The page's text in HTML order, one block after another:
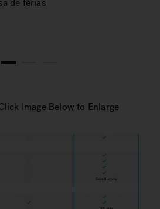
de férias
1
Image Below to Enlarge